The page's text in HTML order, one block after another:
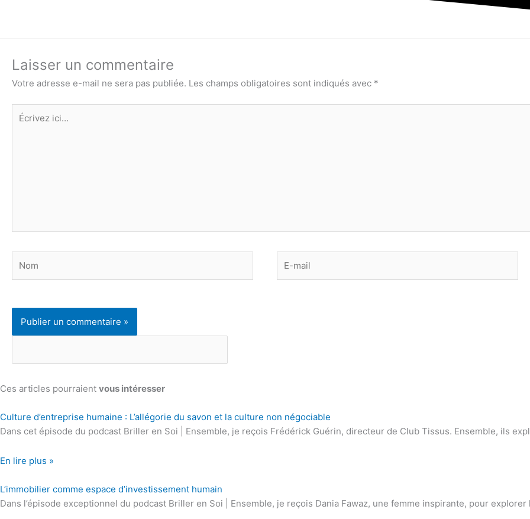
Laisser un commentaire
Votre adresse e-mail ne sera pas publiée. Les champs obligatoires sont indiqués avec *
Écrivez
ici…
mail
Ces articles pourraient vous intéresser
Culture d’entreprise humaine : L’allégorie du savon et la culture non négociable
Dans cet épisode du podcast Briller en Soi | Ensemble, je reçois Frédérick Guérin, directeur de Club Tissus. Ensemble, ils
En lire plus »
L’immobilier comme espace d’investissement humain
Dans l’épisode exceptionnel du podcast Briller en Soi | Ensemble, je reçois Dania Fawaz, une femme inspirante, pour